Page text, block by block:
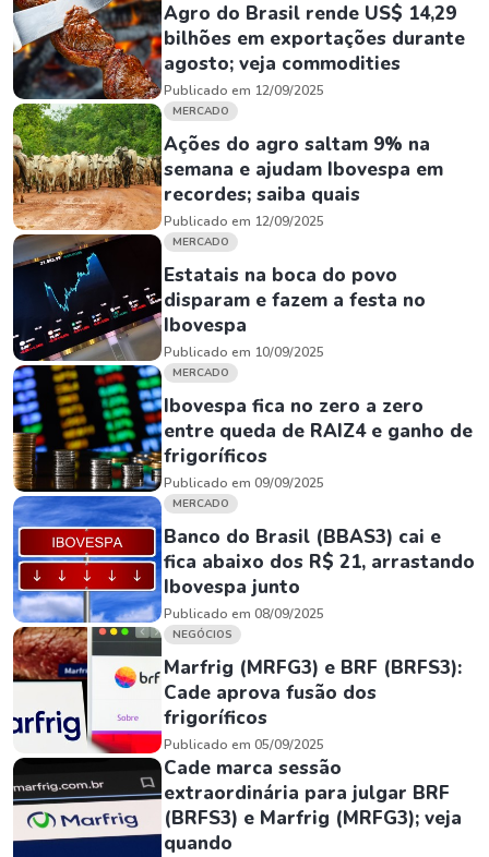
Agro do Brasil rende US$ 14,29
bilhões em exportações durante
agosto; veja commodities
Publicado em 12/09/2025
MERCADO
Ações do agro saltam 9% na
semana e ajudam Ibovespa em
recordes; saiba quais
Publicado em 12/09/2025
MERCADO
Estatais na boca do povo
disparam e fazem a festa no
Ibovespa
Publicado em 10/09/2025
MERCADO
Ibovespa fica no zero a zero
entre queda de RAIZ4 e ganho de
frigoríficos
Publicado em 09/09/2025
MERCADO
Banco do Brasil (BBAS3) cai e
fica abaixo dos R$ 21, arrastando
Ibovespa junto
Publicado em 08/09/2025
NEGÓCIOS
Marfrig (MRFG3) e BRF (BRFS3):
Cade aprova fusão dos
frigoríficos
Publicado em 05/09/2025
Cade marca sessão
extraordinária para julgar BRF
(BRFS3) e Marfrig (MRFG3); veja
quando